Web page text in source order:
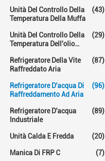
Unità Del Controllo Della
Temperatura Della Muffa
(43)
Unità Del Controllo Della
Temperatura Dell'olio
(29)
Refrigeratore Della Vite
Raffreddato Aria
(87)
Refrigeratore D'acqua Di
Raffreddamento Ad Aria
(96)
Refrigeratore D'acqua
Industriale
(89)
Unità Calda E Fredda (20)
Manica Di FRP C (7)